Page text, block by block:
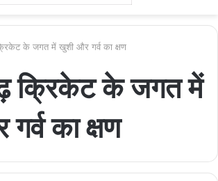
के जगत में खुशी और गर्व का क्षण
क्रिकेट के जगत में
का क्षण